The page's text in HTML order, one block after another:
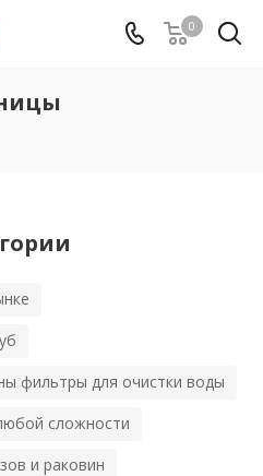
0
фильтры для очистки воды
сложности
и раковин